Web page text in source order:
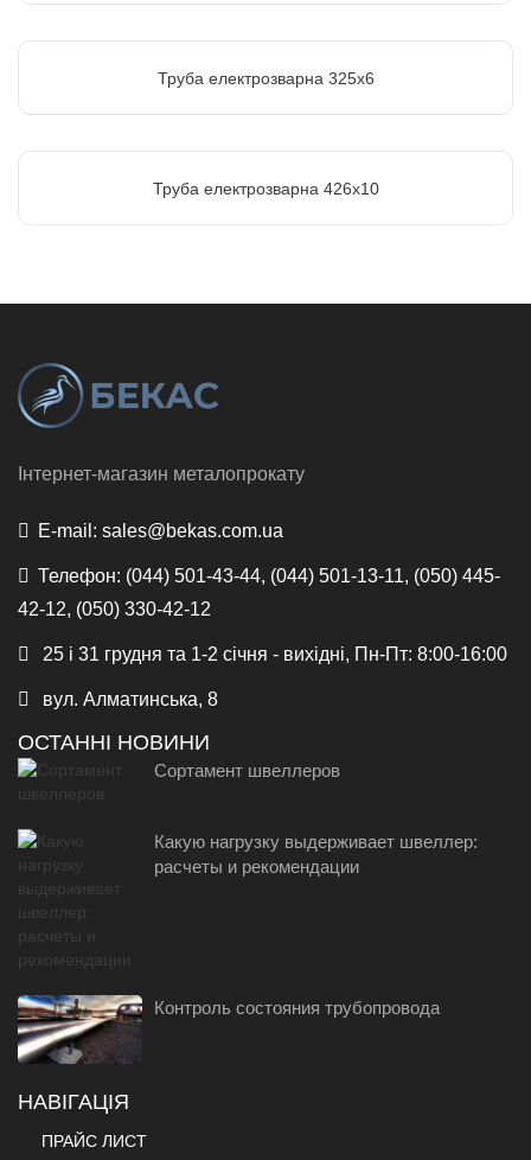
Труба електрозварна 325х6
Труба електрозварна 426х10
Інтернет-магазин металопрокату
E-mail: sales@bekas.com.ua
Телефон: (044) 501-43-44, (044) 501-13-11, (050) 445-
42-12, (050) 330-42-12
25 і 31 грудня та 1-2 січня - вихідні, Пн-Пт: 8:00-16:00
вул. Алматинська, 8
ОСТАННІ НОВИНИ
Сортамент швеллеров
Какую нагрузку выдерживает швеллер:
расчеты и рекомендации
Контроль состояния трубопровода
НАВІГАЦІЯ
ПРАЙС ЛИСТ